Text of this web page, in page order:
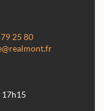
25 80
17h15